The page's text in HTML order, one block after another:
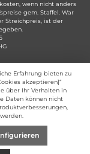
, wenn nicht anders
gem. Staffel. War
Streichpreis, ist der
Erfahrung bieten zu
akzeptieren]“
über Ihr Verhalten in
Daten können nicht